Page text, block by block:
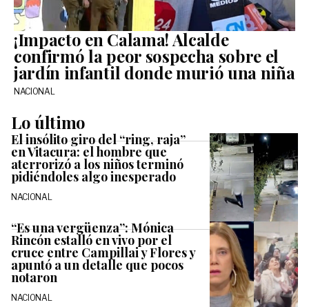
¡Impacto en Calama! Alcalde
confirmó la peor sospecha sobre el
jardín infantil donde murió una niña
NACIONAL
Lo último
El insólito giro del “ring, raja”
en Vitacura: el hombre que
aterrorizó a los niños terminó
pidiéndoles algo inesperado
NACIONAL
“Es una vergüenza”: Mónica
Rincón estalló en vivo por el
cruce entre Campillai y Flores y
apuntó a un detalle que pocos
notaron
NACIONAL